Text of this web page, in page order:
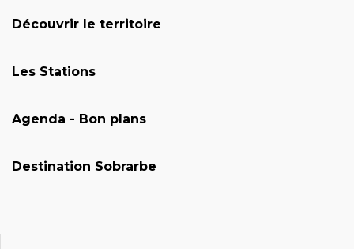
Découvrir le territoire
Les Stations
Agenda - Bon plans
Destination Sobrarbe